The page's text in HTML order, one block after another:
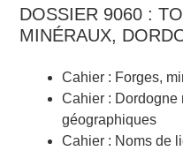
DOSSIER 9060 :
MINÉRAUX,
Cahier : Forges,
Cahier : Dordogne
géographiques
Cahier : Noms de